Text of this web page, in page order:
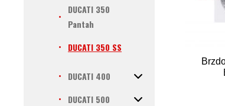
DUCATI 350
Pantah
DUCATI 350 SS
DUCATI 400
DUCATI 500